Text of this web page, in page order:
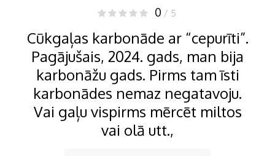
0 / 5
Cūkgaļas karbonāde ar “cepurīti”.
Pagājušais, 2024. gads, man bija
karbonāžu gads. Pirms tam īsti
karbonādes nemaz negatavoju.
Vai gaļu vispirms mērcēt miltos
vai olā utt.,